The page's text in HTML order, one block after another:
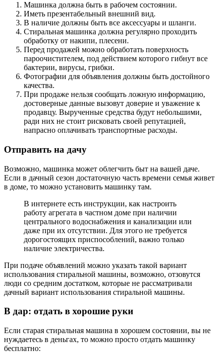
Машинка должна быть в рабочем состоянии.
Иметь презентабельный внешний вид.
В наличие должны быть все аксессуары и шланги.
Стиральная машинка должна регулярно проходить
обработку от накипи, плесени.
Перед продажей можно обработать поверхность
пароочистителем, под действием которого гибнут все
бактерии, вирусы, грибки.
Фотографии для объявления должны быть достойного
качества.
При продаже нельзя сообщать ложную информацию,
достоверные данные вызовут доверие и уважение к
продавцу. Вырученные средства будут небольшими,
ради них не стоит рисковать своей репутацией,
напрасно оплачивать транспортные расходы.
Отправить на дачу
Возможно, машинка может облегчить быт на вашей даче.
Если в дачный сезон достаточную часть времени семья живет
в доме, то можно установить машинку там.
В интернете есть инструкции, как настроить
работу агрегата в частном доме при наличии
центрального водоснабжения и канализации или
даже при их отсутствии. Для этого не требуется
дорогостоящих приспособлений, важно только
наличие электричества.
При подаче объявлений можно указать такой вариант
использования стиральной машины, возможно, отзовутся
люди со средним достатком, которые не рассматривали
дачный вариант использования стиральной машины.
В дар: отдать в хорошие руки
Если старая стиральная машина в хорошем состоянии, вы не
нуждаетесь в деньгах, то можно просто отдать машинку
бесплатно: